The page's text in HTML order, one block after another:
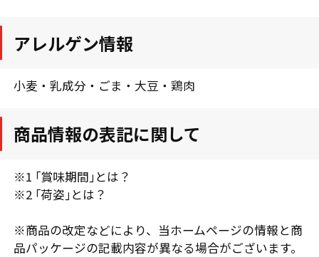
アレルゲン情報
小麦・乳成分・ごま・大豆・鶏肉
商品情報の表記に関して
※1 ｢賞味期間｣とは？
※2 ｢荷姿｣とは？
※商品の改定などにより、当ホームページの情報と商
品パッケージの記載内容が異なる場合がございます。